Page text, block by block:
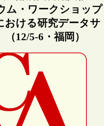
ム・ワークショップ
おける研究データサ
12/5-6・福岡）